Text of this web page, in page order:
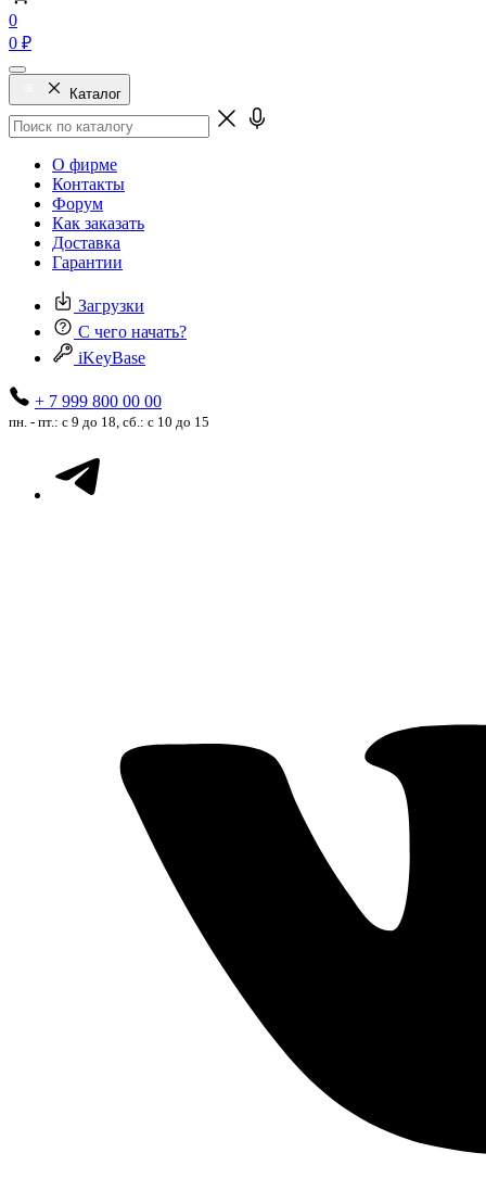
0
0 ₽
Каталог
О фирме
Контакты
Форум
Как заказать
Доставка
Гарантии
Загрузки
С чего начать?
iKeyBase
+ 7 999 800 00 00
пн. - пт.: с 9 до 18, сб.: с 10 до 15